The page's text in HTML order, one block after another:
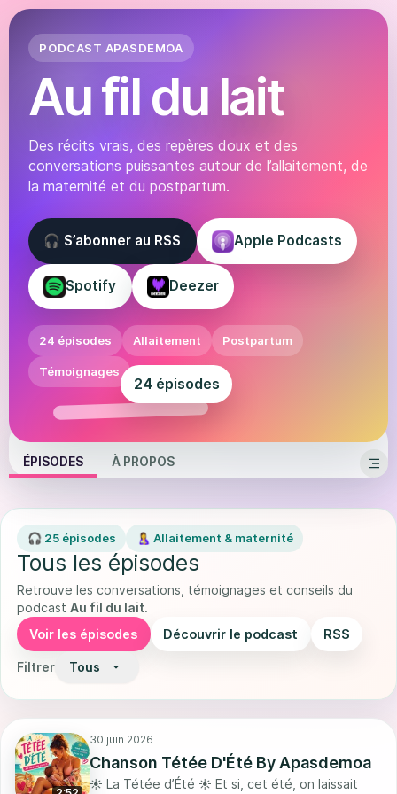
PODCAST APASDEMOA
Au fil du lait
Des récits vrais, des repères doux et des
conversations puissantes autour de l’allaitement, de
la maternité et du postpartum.
🎧 S’abonner au RSS Apple Podcasts
Spotify Deezer
24 épisodes Allaitement Postpartum
Témoignages
ÉPISODES À PROPOS
🎧 25 épisodes 🤱 Allaitement & maternité
Tous les épisodes
Retrouve les conversations, témoignages et conseils du
podcast Au fil du lait.
Voir les épisodes
Découvrir le podcast RSS
Filtrer Tous
30 juin 2026
Chanson Tétée D'Été By Apasdemoa
☀️ La Tétée d’Été ☀️ Et si, cet été, on laissait